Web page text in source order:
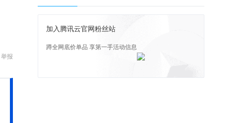
举报
加入腾讯云官网粉丝站
蹲全网底价单品 享第一手活动信息